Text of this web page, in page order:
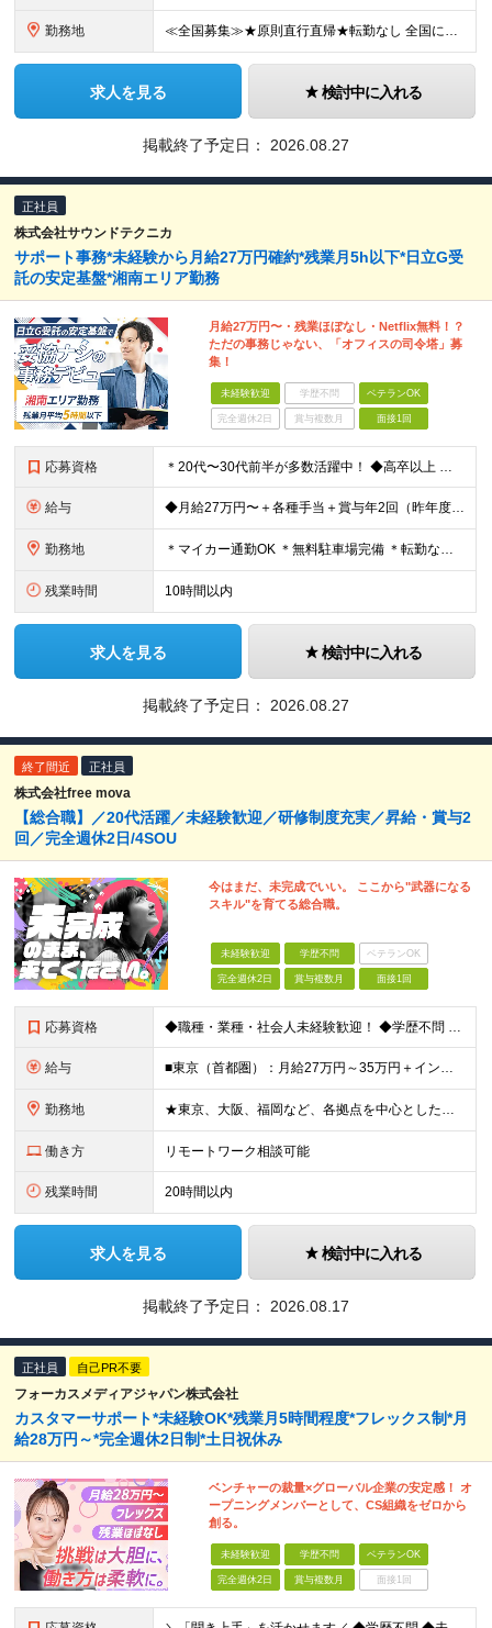
勤務地 ≪全国募集≫★原則直行直帰★転勤なし 全国に55の拠点を展開していますので、現在お住いの地域で働けます。また、原則直行直帰で調査を行い、レポート作成はご自宅にて行うことができるため、自分のペースで働け
求人を見る 検討中に入れる
掲載終了予定日： 2026.08.27
正社員
株式会社サウンドテクニカ
サポート事務*未経験から月給27万円確約*残業月5h以下*日立G受
託の安定基盤*湘南エリア勤務
月給27万円〜・残業ほぼなし・Netflix無料！？
ただの事務じゃない、「オフィスの司令塔」募
集！
未経験歓迎 学歴不問 ベテランOK
完全週休2日 賞与複数月 面接1回
応募資格 ＊20代〜30代前半が多数活躍中！ ◆高卒以上 ◆～40歳まで ※例外事由: 3号のイ （長期勤続によるキャリア形成を図る観点から 若年者等を期間の定めのない労働契約の対象として募集・採用するた
給与 ◆月給27万円〜＋各種手当＋賞与年2回（昨年度実績2〜4ヶ月分） ※給与には一律の固定残業代（20時間分・3万2780円以上）を含みます。 ※超過分は追加支給。 ※試用期間6か月あり（給与/待遇に差異
勤務地 ＊マイカー通勤OK ＊無料駐車場完備 ＊転勤なし ＊U・Iターンも大歓迎 ◆神奈川県藤沢市石川1-1-14 ※(変更の範囲)上記を除く当社関連勤務地
残業時間 10時間以内
求人を見る 検討中に入れる
掲載終了予定日： 2026.08.27
終了間近 正社員
株式会社free mova
【総合職】／20代活躍／未経験歓迎／研修制度充実／昇給・賞与2
回／完全週休2日/4SOU
今はまだ、未完成でいい。 ここから"武器になる
スキル"を育てる総合職。
未経験歓迎 学歴不問 ベテランOK
完全週休2日 賞与複数月 面接1回
応募資格 ◆職種・業種・社会人未経験歓迎！ ◆学歴不問 ◆34歳以下の方 ※若年層の長期キャリア形成のため ◎メンバーの99％が未経験入社 ◎人柄・ポテンシャル重視採用 ◎早期から活躍したい方大歓迎 経験や
給与 ■東京（首都圏）：月給27万円～35万円＋インセンティブ ■大阪：月給25万円～35万円＋インセンティブ ■その他地方：月給23万円～35万円＋インセンティブ ※上記の額には下記の固定残業代を含みま
勤務地 ★東京、大阪、福岡など、各拠点を中心とした全国採用 ★仙台、名古屋で積極採用中 ★希望に沿わない転勤なし ★U・Iターン歓迎 ■東京本社 東京都渋谷区道玄坂2-25-12 道玄坂通3階3-1a ■
働き方 リモートワーク相談可能
残業時間 20時間以内
求人を見る 検討中に入れる
掲載終了予定日： 2026.08.17
正社員 自己PR不要
フォーカスメディアジャパン株式会社
カスタマーサポート*未経験OK*残業月5時間程度*フレックス制*月
給28万円～*完全週休2日制*土日祝休み
ベンチャーの裁量×グローバル企業の安定感！ オ
ープニングメンバーとして、CS組織をゼロから
創る。
未経験歓迎 学歴不問 ベテランOK
完全週休2日 賞与複数月 面接1回